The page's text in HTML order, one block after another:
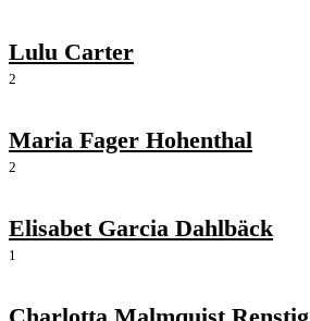
Lulu Carter
2
Maria Fager Hohenthal
2
Elisabet Garcia Dahlbäck
1